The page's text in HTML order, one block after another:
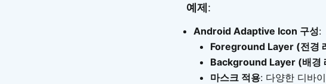
예제 :
Android Adaptive Icon 구성:
Foreground Layer (전경
Background Layer (배경
마스크 적용: 다양한 디바